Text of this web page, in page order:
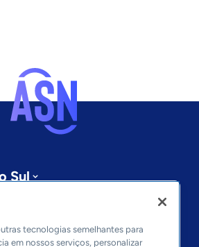
Sul
tecnologias semelhantes para
em nossos serviços, personalizar